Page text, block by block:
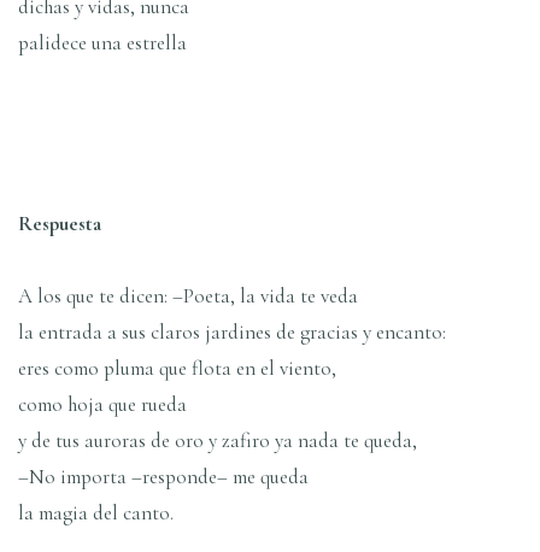
dichas y vidas, nunca
palidece una estrella
Respuesta
A los que te dicen: –Poeta, la vida te veda
la entrada a sus claros jardines de gracias y encanto:
eres como pluma que flota en el viento,
como hoja que rueda
y de tus auroras de oro y zafiro ya nada te queda,
–No importa –responde– me queda
la magia del canto.